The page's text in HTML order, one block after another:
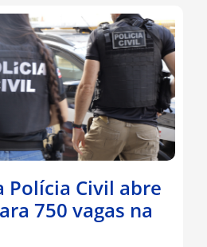
Polícia Civil abre
750 vagas na